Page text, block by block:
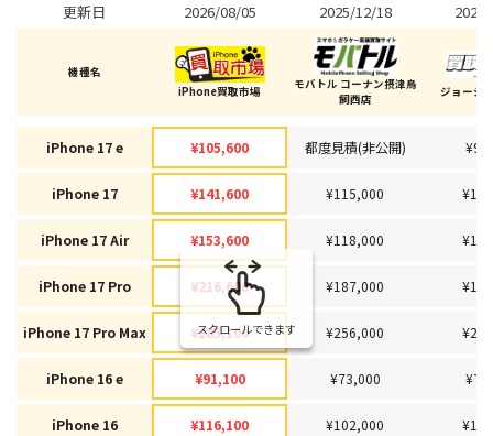
更新日
機種名
iPhone 17 e
iPhone 17
iPhone 17 Air
iPhone 17 Pro
iPhone 17 Pro Max
iPhone 16 e
iPhone 16
2026/08/05
iPhone買取市場
¥105,600
¥141,600
¥153,600
¥216,600
¥285,100
¥91,100
¥116,100
2025/12/18
モバトル コーナン摂津鳥
飼西店
都度見積(非公開)
¥115,000
¥118,000
¥187,000
¥256,000
¥73,000
¥102,000
ジョーシ
スクロールできます